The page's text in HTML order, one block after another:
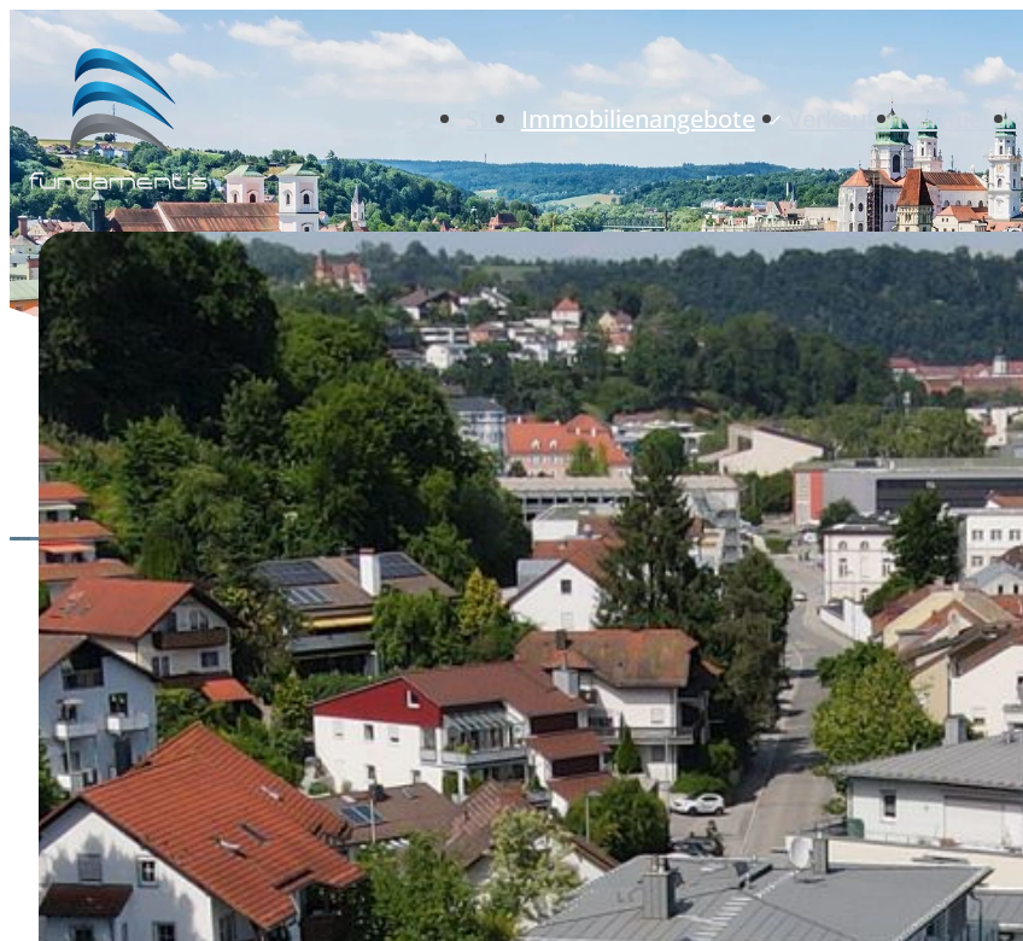
Start Immobilienangebote
Neubauprojekte
Immobilienangebote
Referenzimmobilien
VerkaufenVermieten